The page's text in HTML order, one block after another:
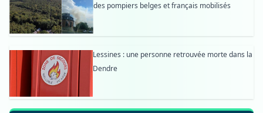
des pompiers belges et français mobilisés
Lessines : une personne retrouvée morte dans la
Dendre